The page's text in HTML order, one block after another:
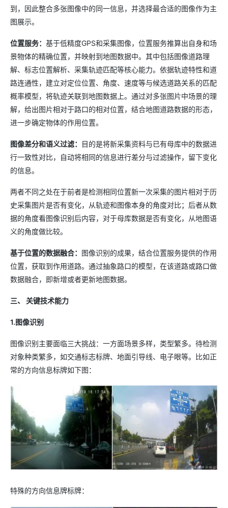
到，因此整合多张图像中的同一信息，并选择最合适的图像作为主
图展示。
位置服务： 基于低精度GPS和采集图像，位置服务推算出自身和场
景物体的精确位置，并映射到地图数据中。其中包括图像道路理
解、标志位置解析、采集轨迹匹配等核心能力。依据轨迹特性和道
路连通性，建立对定位位置、角度、速度等与候选道路关系的匹配
概率模型，将轨迹关联到地图数据上。通过对多张图片中场景的理
解，给出图片相对于路口的相对位置，结合地图道路数据的形态，
进一步确定物体的作用位置。
图像差分和语义过滤：
目的是将新采集资料与已有母库中的数据进
行一致性对比，自动将相同的信息进行差分与过滤操作，留下变化
的信息。
两者不同之处在于前者是检测相同位置新一次采集的图片相对于历
史采集图片是否有变化，从轨迹和图像本身的角度对比；后者从数
据的角度看图像识别后内容，对于母库数据是否有变化，从地图语
义的角度做比较。
基于位置的数据融合： 图像识别的成果，结合位置服务提供的作用
位置，获取到作用道路。通过抽象路口的模型，在该道路或路口做
数据融合，即新增或者更新地图数据。
三、 关键技术能力
1.图像识别
图像识别主要面临三大挑战：一方面场景多样，类型繁多。待检测
对象种类繁多，如交通标志标牌、地面引导线、电子眼等。比如正
常的方向信息标牌如下图：
特殊的方向信息牌标牌：